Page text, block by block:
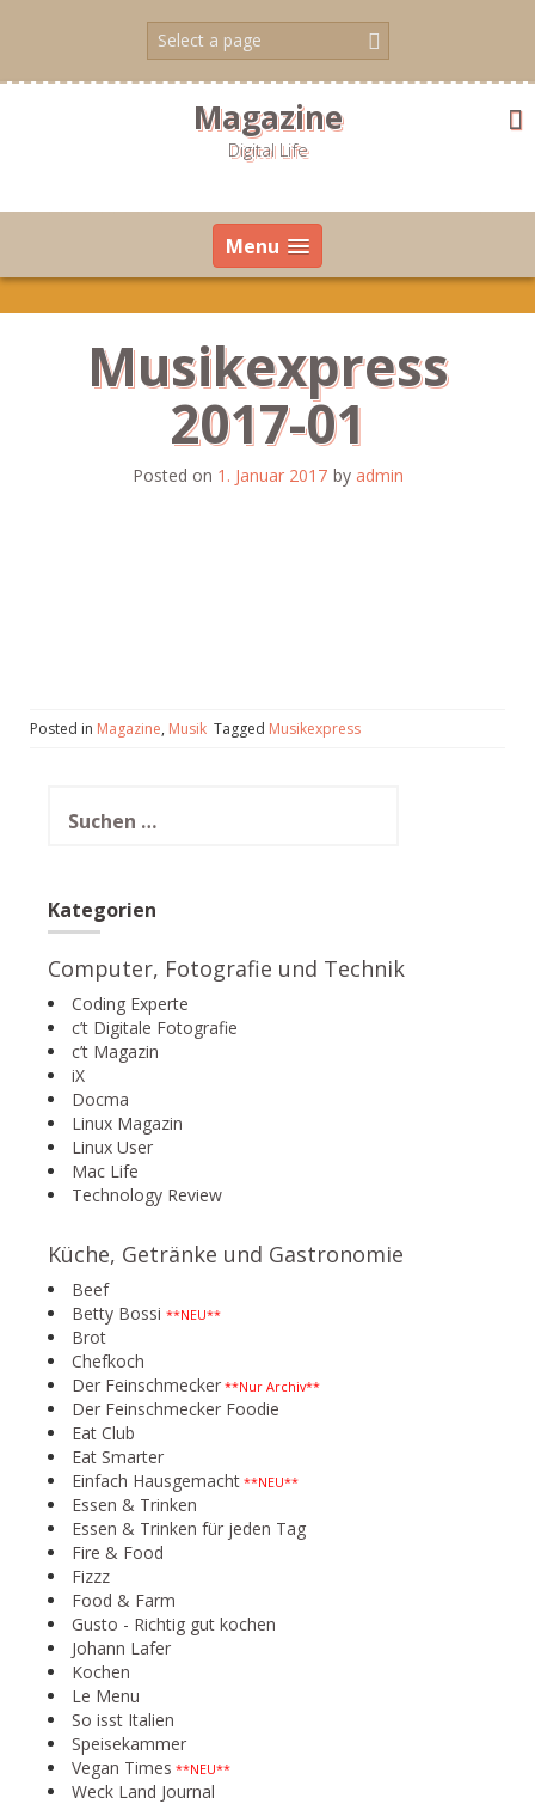
Magazine
Digital Life
Menu
Musikexpress
2017-01
Posted on 1. Januar 2017 by admin
Posted in Magazine, Musik Tagged Musikexpress
nach:
Kategorien
Computer, Fotografie und Technik
Coding Experte
c’t Digitale Fotografie
c’t Magazin
iX
Docma
Linux Magazin
Linux User
Mac Life
Technology Review
Küche, Getränke und Gastronomie
Beef
Betty Bossi **NEU**
Brot
Chefkoch
Der Feinschmecker **Nur Archiv**
Der Feinschmecker Foodie
Eat Club
Eat Smarter
Einfach Hausgemacht **NEU**
Essen & Trinken
Essen & Trinken für jeden Tag
Fire & Food
Fizzz
Food & Farm
Gusto - Richtig gut kochen
Johann Lafer
Kochen
Le Menu
So isst Italien
Speisekammer
Vegan Times **NEU**
Weck Land Journal